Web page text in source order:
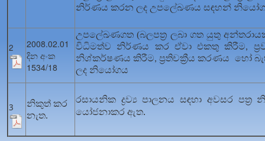
නිර්ණය කරන ලද උපලේඛණය සඳහන්
2
2008.02.01
දින අංක
1534/18
උපලේඛණගත (බලපත්‍ර ලබා ගත යුතු
විධිමත්ව නිර්ණය කර ඒවා එකතු කිරීම,
නිශ්කර්ෂණය කිරීම,ප්‍රතිචක්‍රීය කරණය හෝ
ලද නියෝගය
3
නිකුත් කර
නැත.
රසායනික ද්‍රව්‍ය පාලනය සඳහා අවසර පත්‍ර
යෝජනාකර ඇත.